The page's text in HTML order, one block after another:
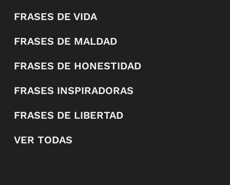
FRASES DE VIDA
FRASES DE MALDAD
FRASES DE HONESTIDAD
FRASES INSPIRADORAS
FRASES DE LIBERTAD
VER TODAS